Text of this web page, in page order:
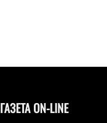
ГАЗЕТА ON-LINE